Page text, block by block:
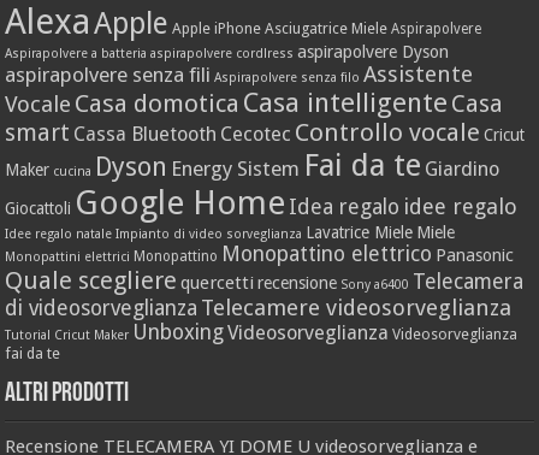
AlexaApple Apple iPhone Asciugatrice Miele Aspirapolvere
Aspirapolvere a batteria aspirapolvere cordlress aspirapolvere Dyson
aspirapolvere senza fili Aspirapolvere senza filo Assistente
Vocale Casa domotica Casa intelligente Casa
smart Cassa Bluetooth Cecotec Controllo vocale Cricut
Maker cucina Dyson Energy Sistem Fai da te Giardino
Giocattoli Google Home Idea regalo idee regalo
Idee regalo natale Impianto di video sorveglianza Lavatrice Miele Miele
Monopattini elettrici Monopattino Monopattino elettrico Panasonic
Quale scegliere quercetti recensione Sony a6400 Telecamera
di videosorveglianza Telecamere videosorveglianza
Tutorial Cricut Maker UnboxingVideosorveglianza Videosorveglianza
fai da te
Altri prodotti
Recensione TELECAMERA YI DOME U videosorveglianza e